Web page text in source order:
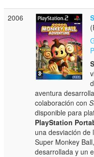
2006
aventura
colaboración con
disponible para
PlayStation
una desviación de
Super Monkey
desarrollada y un